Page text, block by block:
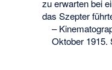
zu erwarten bei
das Szepter
–
Oktober 1915.